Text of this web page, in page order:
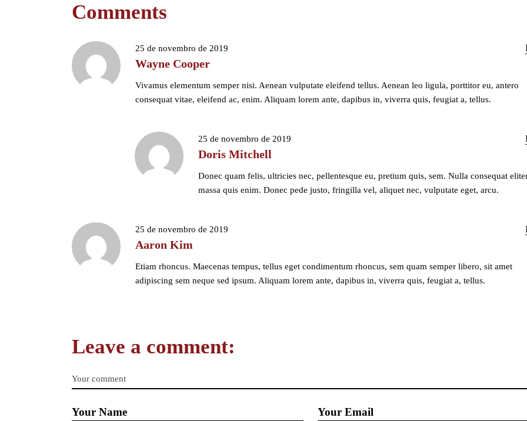
Comments
25 de novembro de 2019
Wayne Cooper
Vivamus elementum semper nisi. Aenean vulputate eleifend tellus. Aenean leo ligula, porttitor eu, antero
consequat vitae, eleifend ac, enim. Aliquam lorem ante, dapibus in, viverra quis, feugiat a, tellus.
25 de novembro de 2019
Doris Mitchell
Donec quam felis, ultricies nec, pellentesque eu, pretium quis, sem. Nulla consequat
massa quis enim. Donec pede justo, fringilla vel, aliquet nec, vulputate eget, arcu.
25 de novembro de 2019
Aaron Kim
Etiam rhoncus. Maecenas tempus, tellus eget condimentum rhoncus, sem quam semper libero, sit amet
adipiscing sem neque sed ipsum. Aliquam lorem ante, dapibus in, viverra quis, feugiat a, tellus.
Leave a comment: